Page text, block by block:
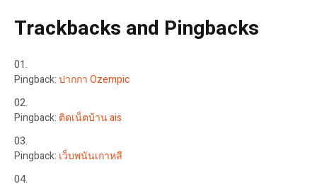
Trackbacks and Pingbacks
Pingback:ปากกา Ozempic
Pingback: ติดเน็ตบ้าน ais
Pingback: เว็บพนันเกาหลี